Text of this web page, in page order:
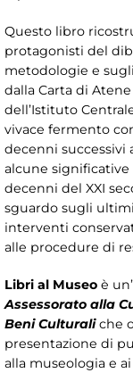
Questo libro
protagonisti del
metodologie e
dalla Carta di Atene
dell’Istituto
vivace fermento
decenni successivi
alcune
decenni del XXI
sguardo sugli
interventi
alle procedure di
Libri al Museo è
Assessorato alla
Beni Culturaliche
presentazione di
alla museologia e